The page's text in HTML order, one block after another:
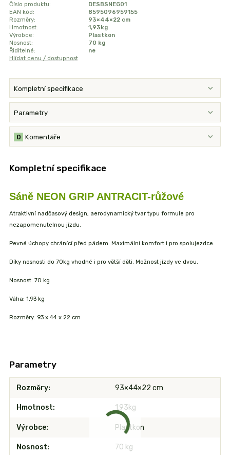
Číslo produktu:
DESBSNEG01
EAN kód:
8595096959155
Rozměry:
93×44×22 cm
Hmotnost:
1,93kg
Výrobce:
Plastkon
Nosnost:
70 kg
Řiditelné:
ne
Hlídat cenu / dostupnost
Kompletní specifikace
Parametry
Komentáře
0
Kompletní specifikace
Sáně NEON GRIP ANTRACIT-růžové
Atraktivní nadčasový design, aerodynamický tvar typu formule pro
nezapomenutelnou jízdu.
Pevné úchopy chránící před pádem. Maximální komfort i pro spolujezdce.
Díky nosnosti do 70kg vhodné i pro větší děti. Možnost jízdy ve dvou.
Nosnost: 70 kg
Váha: 1,93 kg
Rozměry: 93 x 44 x 22 cm
Parametry
Rozměry 93×44×22 cm
Hmotnost 1,93kg
Výrobce Plastkon
Nosnost 70 kg